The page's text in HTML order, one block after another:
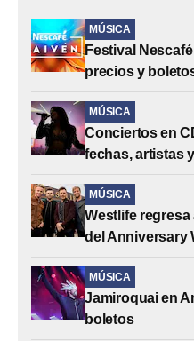
MÚSICA
Festival
precios y
MÚSICA
Conciertos en
fechas, artistas
MÚSICA
Westlife
del Anniversary
MÚSICA
Jamiroquai en
boletos